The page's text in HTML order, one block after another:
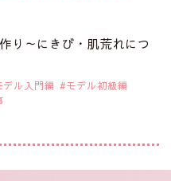
り～にきび・肌荒れにつ
デル入門編
モデル初級編